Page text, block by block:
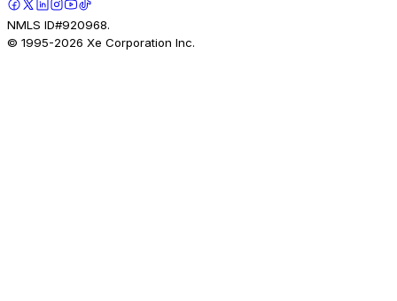
NMLS ID#920968.
© 1995-2026 Xe Corporation Inc.